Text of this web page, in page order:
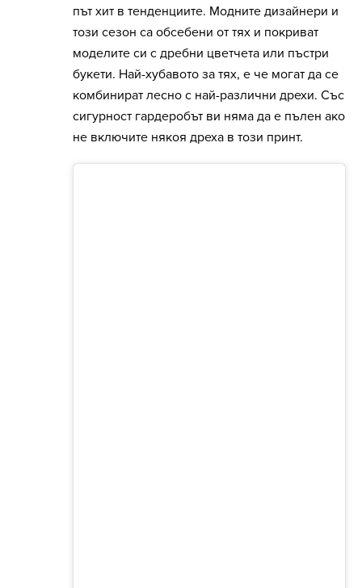
път хит в тенденциите. Модните дизайнери и
този сезон са обсебени от тях и покриват
моделите си с дребни цветчета или пъстри
букети. Най-хубавото за тях, е че могат да се
комбинират лесно с най-различни дрехи. Със
сигурност гардеробът ви няма да е пълен ако
не включите някоя дреха в този принт.